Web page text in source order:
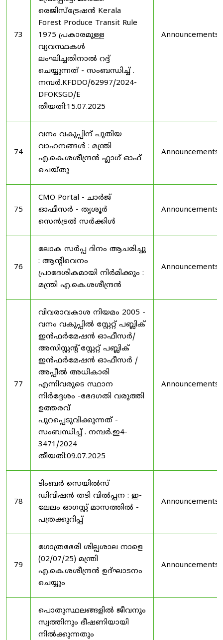
73
രെജിസ്ട്രേഷൻ Kerala
Forest Produce Transit Rule
1975 പ്രകാരമുള്ള
വ്യവസ്ഥകൾ
ലംഘിച്ചതിനാൽ റദ്ദ്
ചെയ്യുന്നത് - സംബന്ധിച്ച് .
നമ്പർ.KFDDO/62997/2024-
DFOKSGD/E
തീയതി:15.07.2025
Announcements
74
വനം വകുപ്പിന് പുതിയ
വാഹനങ്ങൾ : മന്ത്രി
എ.കെ.ശശീന്ദ്രൻ ഫ്ലാഗ് ഓഫ്
ചെയ്തു
Announcements
75
CMO Portal - ചാർജ്
ഓഫീസർ - തൃശൂർ
സെൻട്രൽ സർക്കിൾ
Announcements
76
ലോക സർപ്പ ദിനം ആചരിച്ചു
: ആന്റിവെനം
പ്രാദേശികമായി നിർമിക്കും :
മന്ത്രി എ.കെ.ശശീന്ദ്രൻ
Announcements
77
വിവരാവകാശ നിയമം 2005 -
വനം വകുപ്പിൽ സ്റ്റേറ്റ് പബ്ലിക്
ഇൻഫർമേഷൻ ഓഫീസർ/
അസിസ്റ്റന്റ് സ്റ്റേറ്റ് പബ്ലിക്
ഇൻഫർമേഷൻ ഓഫീസർ /
അപ്പീൽ അധികാരി
എന്നിവരുടെ സ്ഥാന
നിർദ്ദേശം -ഭേദഗതി വരുത്തി
ഉത്തരവ്
പുറപ്പെടുവിക്കുന്നത് -
സംബന്ധിച്ച് . നമ്പർ.ഇ4-
3471/2024
തീയതി:09.07.2025
Announcements
78
ടിംബർ സെയിൽസ്
ഡിവിഷൻ തടി വിൽപ്പന : ഇ-
ലേലം ഓഗസ്റ്റ് മാസത്തിൽ -
പത്രക്കുറിപ്പ്
Announcements
79
ഗോത്രഭേരി ശില്പശാല നാളെ
(02/07/25) മന്ത്രി
എ.കെ.ശശീന്ദ്രൻ ഉദ്‌ഘാടനം
ചെയ്യും
Announcements
പൊതുസ്ഥലങ്ങളിൽ ജീവനും
സ്വത്തിനും ഭീഷണിയായി
നിൽക്കുന്നതും